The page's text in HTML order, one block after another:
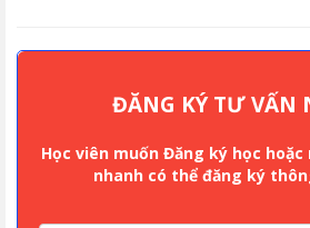
ĐĂNG KÝ TƯ VẤN
Học viên muốn Đăng ký học
nhanh có thể đăng ký